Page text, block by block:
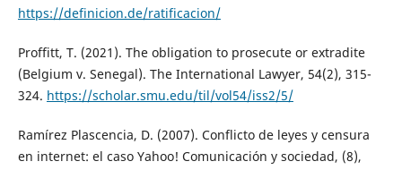
https://definicion.de/ratificacion/
Proffitt, T. (2021). The obligation to prosecute or extradite
(Belgium v. Senegal). The International Lawyer, 54(2), 315-
324. https://scholar.smu.edu/til/vol54/iss2/5/
Ramírez Plascencia, D. (2007). Conflicto de leyes y censura
en internet: el caso Yahoo! Comunicación y sociedad, (8),